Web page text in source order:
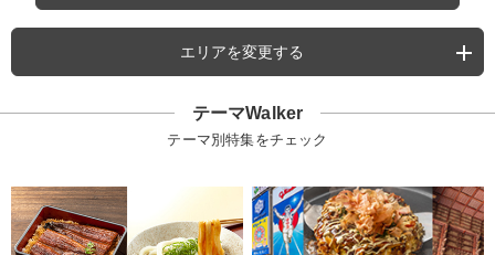
エリアを変更する
テーマWalker
テーマ別特集をチェック